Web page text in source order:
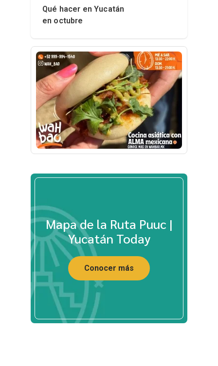
Qué hacer en Yucatán
en octubre
Mapa de la Ruta Puuc |
Yucatán Today
Conocer más